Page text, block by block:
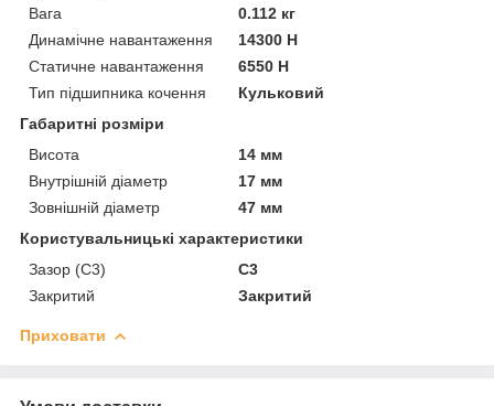
Вага
0.112 кг
Динамічне навантаження
14300 Н
Статичне навантаження
6550 Н
Тип підшипника кочення
Кульковий
Габаритні розміри
Висота
14 мм
Внутрішній діаметр
17 мм
Зовнішній діаметр
47 мм
Користувальницькі характеристики
Зазор (С3)
C3
Закритий
Закритий
Приховати